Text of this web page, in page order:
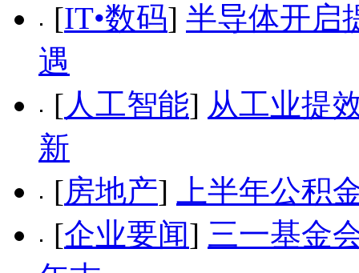
[IT•数码] 半导体开启
遇
[人工智能] 从工业提
新
[房地产]
上半年公积
[企业要闻] 三一基金